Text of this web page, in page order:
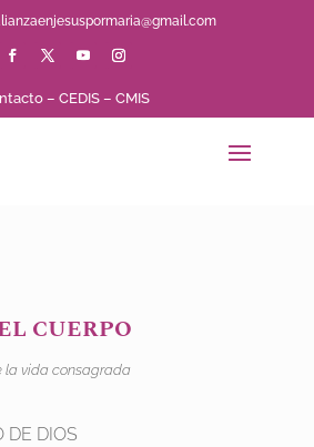
–CEDIS –CMIS
CUERPO
la vida consagrada
DE DIOS